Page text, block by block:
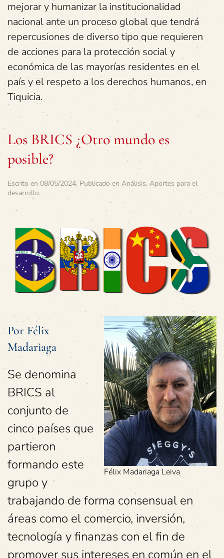
mejorar y humanizar la institucionalidad
nacional ante un proceso global que tendrá
repercusiones de diverso tipo que requieren
de acciones para la protección social y
económica de las mayorías residentes en el
país y el respeto a los derechos humanos, en
Tiquicia.
Los BRICS ¿Otro mundo es
posible?
Escrito en 08/05/2024. Publicado en Análisis, Aportes para el
desarrollo.
Félix Madariaga Leiva
Por Félix
Madariaga
Se denomina
BRICS al
conjunto de
cinco países que
partieron
formando este
grupo y
trabajando de forma consensual en
áreas como el comercio, inversión,
tecnología y finanzas con el fin de
promover sus intereses en común en el